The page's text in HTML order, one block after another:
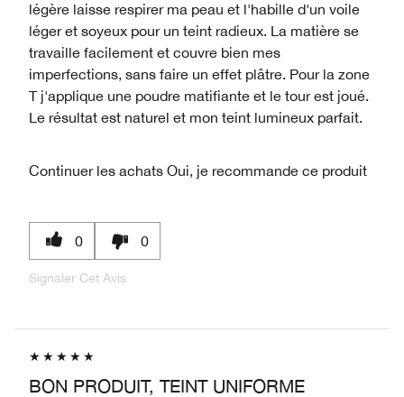
légère laisse respirer ma peau et l'habille d'un voile
léger et soyeux pour un teint radieux. La matière se
travaille facilement et couvre bien mes
imperfections, sans faire un effet plâtre. Pour la zone
T j'applique une poudre matifiante et le tour est joué.
Le résultat est naturel et mon teint lumineux parfait.
Continuer les achats Oui, je recommande ce produit
0 0
Signaler Cet Avis
BON PRODUIT, TEINT UNIFORME